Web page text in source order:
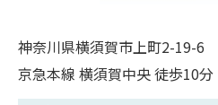
神奈川県横須賀市上町2-19-6
京急本線 横須賀中央 徒歩10分